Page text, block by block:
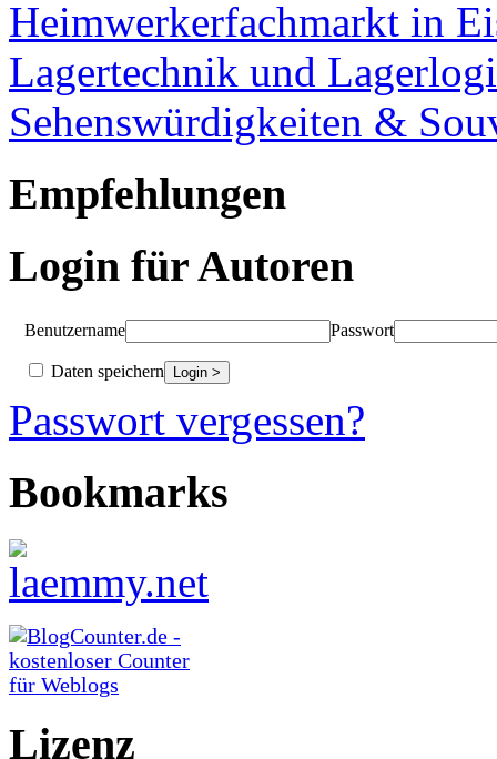
Heimwerkerfachmarkt in
Lagertechnik und
Sehenswürdigkeiten &
Empfehlungen
Login für Autoren
Benutzername Passwort
Daten speichern
Passwort vergessen?
Bookmarks
Lizenz